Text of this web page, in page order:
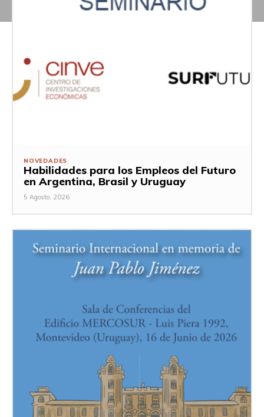
NOVEDADES
Habilidades para los Empleos del Futuro
en Argentina, Brasil y Uruguay
5 Agosto, 2026